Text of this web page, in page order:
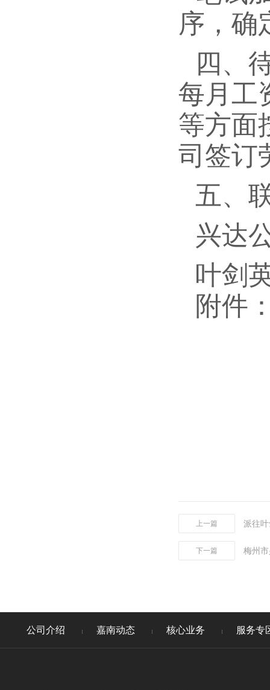
序，确
四、
每月工
等方面
司签订
五、
兴达
叶剑
附件
上一篇 派往
下一篇 梅州
公司介绍 嘉南动态 核心业务 服务专